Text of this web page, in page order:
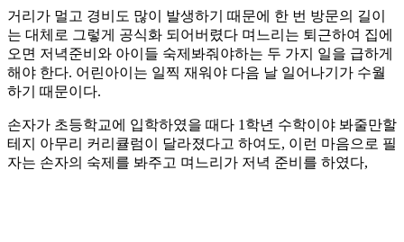
거리가 멀고 경비도 많이 발생하기 때문에 한 번 방문의 길이
는 대체로 그렇게 공식화 되어버렸다 며느리는 퇴근하여 집에
오면 저녁준비와 아이들 숙제봐줘야하는 두 가지 일을 급하게
해야 한다. 어린아이는 일찍 재워야 다음 날 일어나기가 수월
하기 때문이다.
손자가 초등학교에 입학하였을 때다 1학년 수학이야 봐줄만할
테지 아무리 커리큘럼이 달라졌다고 하여도, 이런 마음으로 필
자는 손자의 숙제를 봐주고 며느리가 저녁 준비를 하였다,